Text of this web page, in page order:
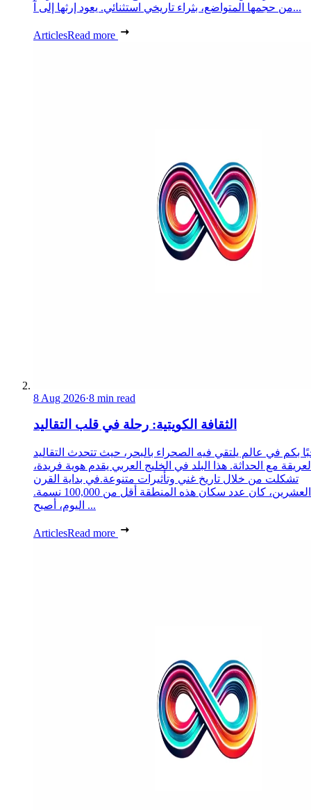
من حجمها المتواضع، بثراء تاريخي استثنائي. يعود إرثها إلى آ...
ArticlesRead more
8 Aug 2026·8 min read
الثقافة الكويتية: رحلة في قلب التقاليد
بكم في عالم يلتقي فيه الصحراء بالبحر، حيث تتحدث التقاليد
مع الحداثة. هذا البلد في الخليج العربي يقدم هوية فريدة،
تشكلت من خلال تاريخ غني وتأثيرات متنوعة.في بداية القرن
العشرين، كان عدد سكان هذه المنطقة أقل من 100,000 نسمة.
اليوم، أصبح ...
ArticlesRead more